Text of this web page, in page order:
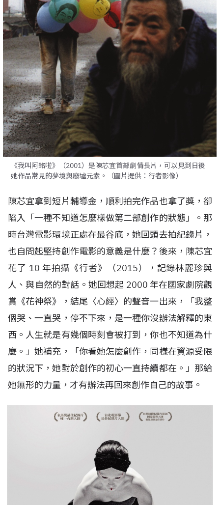
《我叫阿銘啦》（2001）是陳芯宜首部劇情長片，可以見到日後
她作品常見的夢境與廢墟元素。（圖片提供：行者影像）
陳芯宜拿到短片輔導金，順利拍完作品也拿了獎，卻
陷入「一種不知道怎麼樣做第二部創作的狀態」。那
時台灣電影環境正處在最谷底，她回頭去拍紀錄片，
也自問起堅持創作電影的意義是什麼？後來，陳芯宜
花了 10 年拍攝《行者》（2015），記錄林麗珍與
人、與自然的對話。她回想起 2000 年在國家劇院觀
賞《花神祭》，結尾〈心經〉的聲音一出來，「我整
個哭、一直哭，停不下來，是一種你沒辦法解釋的東
西。人生就是有幾個時刻會被打到，你也不知道為什
麼。」她補充，「你看她怎麼創作，同樣在資源受限
的狀況下，她對於創作的初心一直持續都在。」那給
她無形的力量，才有辦法再回來創作自己的故事。